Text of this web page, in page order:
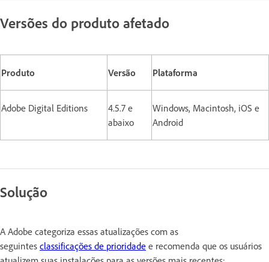
Versões do produto afetado
Produto Versão Plataforma
Adobe Digital Editions
4.5.7 e
abaixo
Windows, Macintosh, iOS e
Android
Solução
A Adobe categoriza essas atualizações com as
seguintes classificações de prioridade e recomenda que os usuários